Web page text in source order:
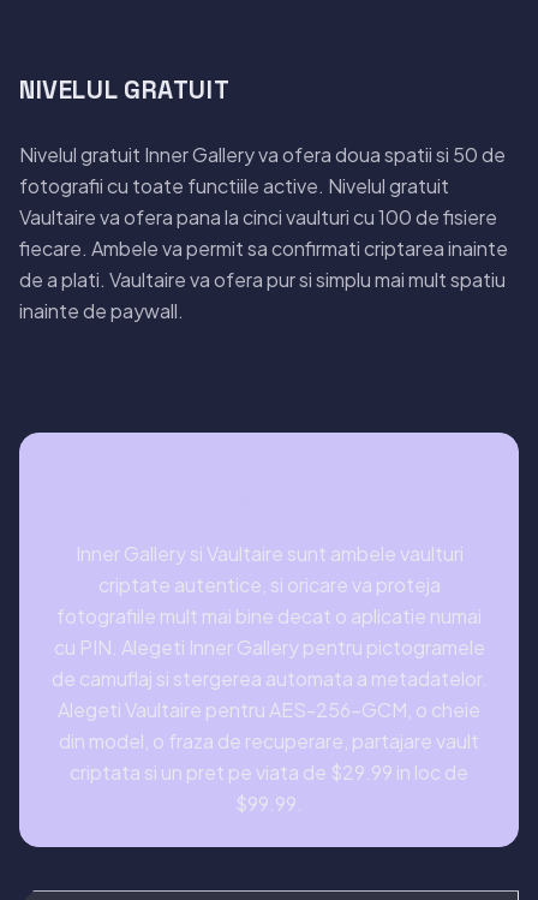
NIVELUL GRATUIT
Nivelul gratuit Inner Gallery va ofera doua spatii si 50 de
fotografii cu toate functiile active. Nivelul gratuit
Vaultaire va ofera pana la cinci vaulturi cu 100 de fisiere
fiecare. Ambele va permit sa confirmati criptarea inainte
de a plati. Vaultaire va ofera pur si simplu mai mult spatiu
inainte de paywall.
Inner Gallery si Vaultaire sunt ambele vaulturi
criptate autentice, si oricare va proteja
fotografiile mult mai bine decat o aplicatie numai
cu PIN. Alegeti Inner Gallery pentru pictogramele
de camuflaj si stergerea automata a metadatelor.
Alegeti Vaultaire pentru AES-256-GCM, o cheie
din model, o fraza de recuperare, partajare vault
criptata si un pret pe viata de $29.99 in loc de
$99.99.